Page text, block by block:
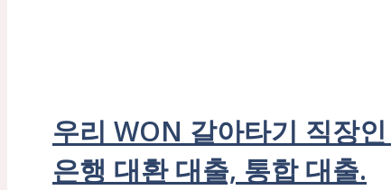
우리 WON 갈아타기 직장
은행 대환 대출, 통합 대출.